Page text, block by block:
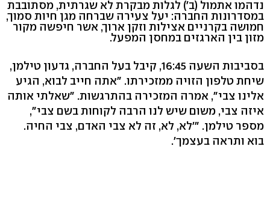
נדהמו אתמול (ב') לגלות מבקרת לא שגרתית, מסתובבת
במסדרונות החברה: יעל צעירה שברחה מגן חיות סמוך,
חמושה בקרניים אצילות וזקן ארוך, אשר חיפשה מקור
מזון בין הארגזים במחסן המפעל.
בסביבות השעה 16:45, קיבל בעל החברה, גדעון טילמן,
שיחת טלפון הזויה ממזכירתו. "אתה חייב לבוא, הגיע
אלינו צבי", אמרה המזכירה בהתרגשות. "שאלתי אותה
איזה צבי, משום שיש לנו הרבה לקוחות בשם צבי",
מספר טילמן. "'לא, לא, זה לא צבי האדם, צבי החיה.
בוא ותראה בעצמך'.